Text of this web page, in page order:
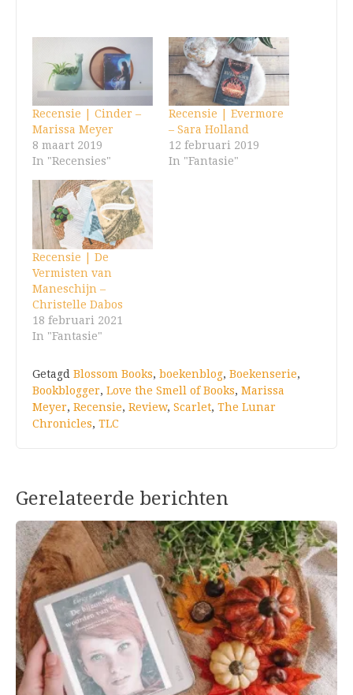
Recensie | Cinder –
Marissa Meyer
8 maart 2019
In "Recensies"
Recensie | Evermore
– Sara Holland
12 februari 2019
In "Fantasie"
Recensie | De
Vermisten van
Maneschijn –
Christelle Dabos
18 februari 2021
In "Fantasie"
Getagd Blossom Books, boekenblog, Boekenserie,
Bookblogger, Love the Smell of Books, Marissa
Meyer, Recensie, Review, Scarlet, The Lunar
Chronicles, TLC
Gerelateerde berichten